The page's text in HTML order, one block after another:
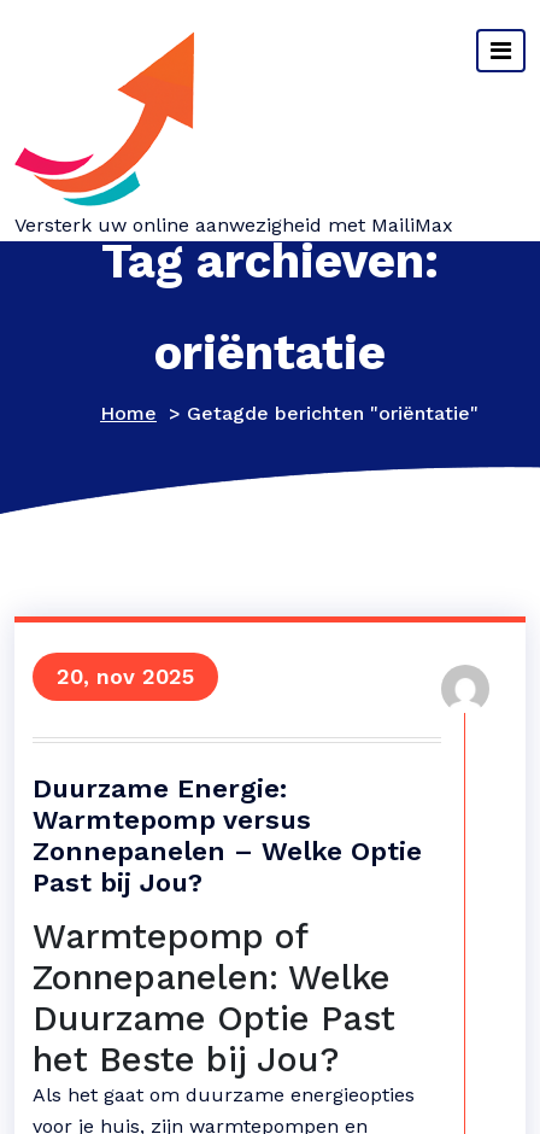
Versterk uw online aanwezigheid met MailiMax
Tag archieven:
oriëntatie
Home > Getagde berichten "oriëntatie"
20, nov 2025
Duurzame Energie:
Warmtepomp versus
Zonnepanelen – Welke Optie
Past bij Jou?
Warmtepomp of
Zonnepanelen: Welke
Duurzame Optie Past
het Beste bij Jou?
Als het gaat om duurzame energieopties
voor je huis, zijn warmtepompen en